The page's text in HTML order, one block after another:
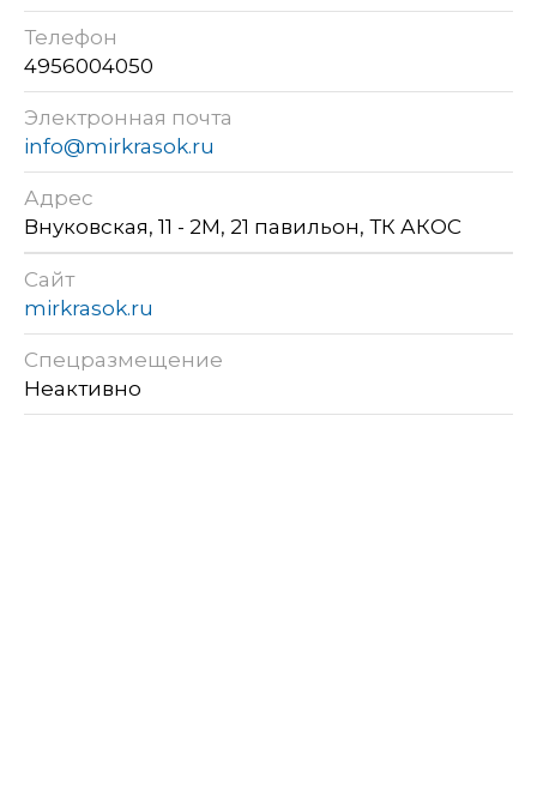
Телефон
4956004050
Электронная почта
info@mirkrasok.ru
Адрес
Внуковская, 11 - 2М, 21 павильон, ТК АКОС
Сайт
mirkrasok.ru
Спецразмещение
Неактивно